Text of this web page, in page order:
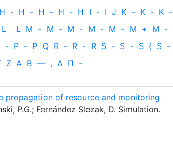
H - H - H - H - H I - I J K - K - K -
L L M - M - M - M - M - M + M -
- P - P Q R - R - R S - S - S { S -
Z Α Β — , Δ Π -
of resource and monitoring
P.G.; Fernández Slezak, D. Simulation.